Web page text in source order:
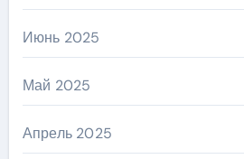
Июнь 2025
Май 2025
Апрель 2025